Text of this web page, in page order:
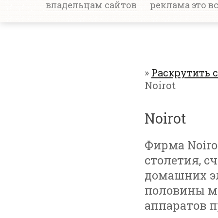
владельцам сайтов реклама это
» Раскрутить
Noirot
Noirot
Фирма
столетия,
домашних
половины
аппаратов